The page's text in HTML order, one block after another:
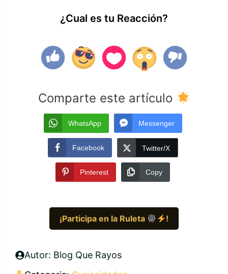
¿Cual es tu Reacción?
Comparte este artículo
WhatsApp Messenger
Facebook Twitter/X
Pinterest Copy
¡Participa en la Ruleta !
Autor: Blog Que Rayos